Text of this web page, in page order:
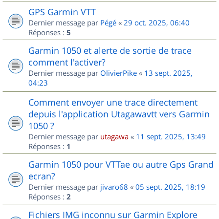
GPS Garmin VTT
Dernier message par Pégé « 29 oct. 2025, 06:40
Réponses : 5
Garmin 1050 et alerte de sortie de trace
comment l'activer?
Dernier message par OlivierPike « 13 sept. 2025,
04:23
Comment envoyer une trace directement
depuis l'application Utagawavtt vers Garmin
1050 ?
Dernier message par utagawa « 11 sept. 2025, 13:49
Réponses : 1
Garmin 1050 pour VTTae ou autre Gps Grand
ecran?
Dernier message par jivaro68 « 05 sept. 2025, 18:19
Réponses : 2
Fichiers IMG inconnu sur Garmin Explore